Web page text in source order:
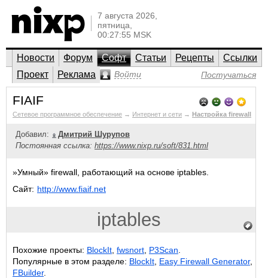
7 августа 2026,
пятница,
00:27:55 MSK
Новости Форум Софт Статьи Рецепты
Ссылки
Проект
Реклама Войти Постучаться
FIAIF
Сетевое программное обеспечение → Интернет и сети → Настройка firewall
Добавил:
Дмитрий Шурупов
Постоянная ссылка: https://www.nixp.ru/soft/831.html
»Умный» firewall, работающий на основе iptables.
Сайт: http://www.fiaif.net
iptables
Похожие проекты: BlockIt fwsnort P3Scan
Популярные в этом разделе: BlockIt Easy Firewall Generator,
FBuilder.